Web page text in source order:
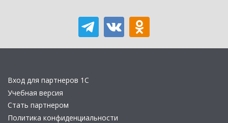
Вход для партнеров 1С
Учебная версия
Стать партнером
Политика конфиденциальности